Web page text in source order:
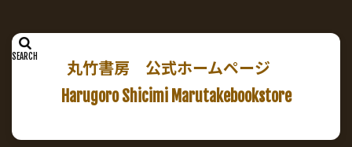
丸竹書房 公式ホームページ
Harugoro Shicimi Marutakebookstore